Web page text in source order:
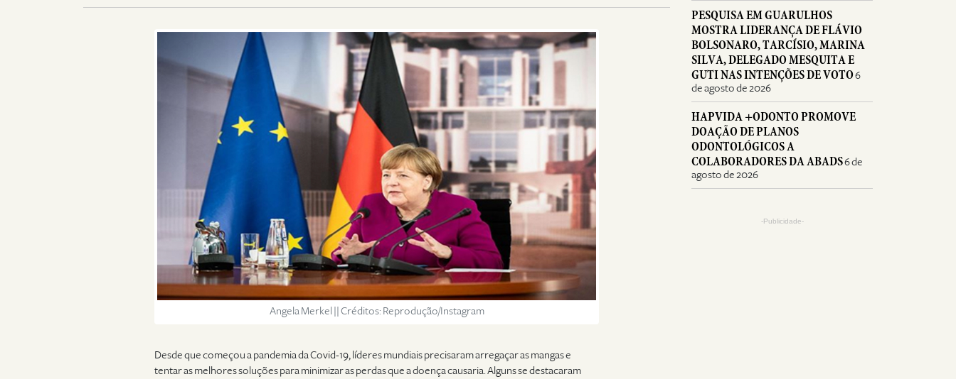
Angela Merkel || Créditos: Reprodução/Instagram
Desde que começou a pandemia da Covid-19, líderes mundiais precisaram arregaçar as mangas e
tentar as melhores soluções para minimizar as perdas que a doença causaria. Alguns se destacaram
PESQUISA EM GUARULHOS
MOSTRA LIDERANÇA DE FLÁVIO
BOLSONARO, TARCÍSIO, MARINA
SILVA, DELEGADO MESQUITA E
GUTI NAS INTENÇÕES DE VOTO6
de agosto de 2026
HAPVIDA +ODONTO PROMOVE
DOAÇÃO DE PLANOS
ODONTOLÓGICOS A
COLABORADORES DA ABADS6 de
agosto de 2026
-Publicidade-